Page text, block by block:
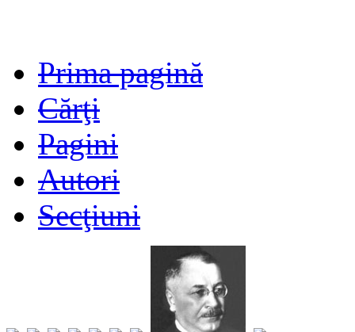
Prima pagină
Cărţi
Pagini
Autori
Secţiuni